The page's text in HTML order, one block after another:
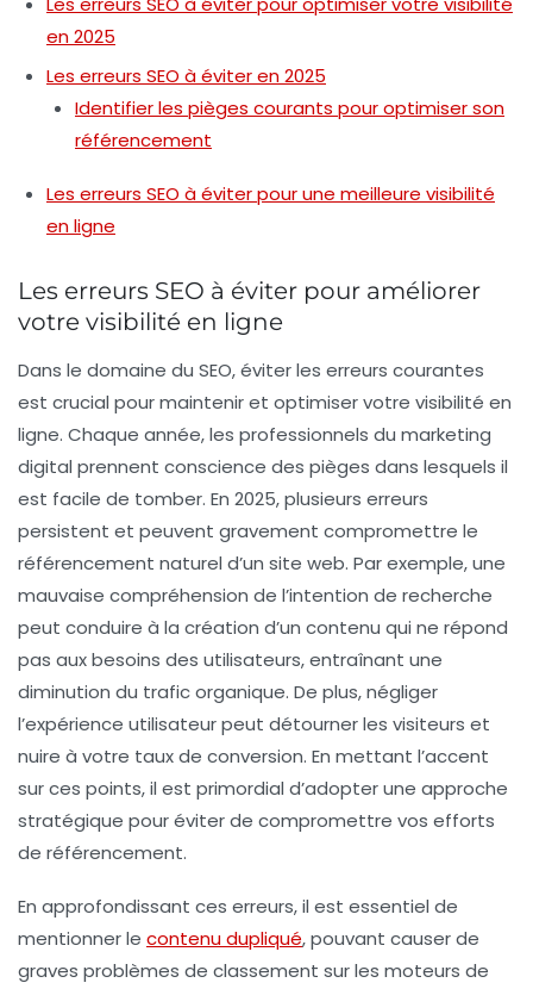
en 2025
Les erreurs SEO à éviter en 2025
Identifier les pièges courants pour optimiser son
référencement
Les erreurs SEO à éviter pour une meilleure visibilité
en ligne
Les erreurs SEO à éviter pour améliorer
votre visibilité en ligne
Dans le domaine du SEO, éviter les erreurs courantes
est crucial pour maintenir et optimiser votre visibilité en
ligne. Chaque année, les professionnels du marketing
digital prennent conscience des pièges dans lesquels il
est facile de tomber. En 2025, plusieurs erreurs
persistent et peuvent gravement compromettre le
référencement naturel d’un site web. Par exemple, une
mauvaise compréhension de l’intention de recherche
peut conduire à la création d’un contenu qui ne répond
pas aux besoins des utilisateurs, entraînant une
diminution du trafic organique. De plus, négliger
l’expérience utilisateurpeut détourner les visiteurs et
nuire à votre taux de conversion. En mettant l’accent
sur ces points, il est primordial d’adopter une approche
stratégique pour éviter de compromettre vos efforts
de référencement.
En approfondissant ces erreurs, il est essentiel de
mentionner le contenu dupliqué, pouvant causer de
graves problèmes de classement sur les moteurs de